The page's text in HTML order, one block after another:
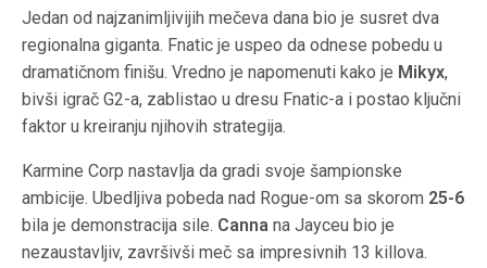
Jedan od najzanimljivijih mečeva dana bio je susret dva
regionalna giganta. Fnatic je uspeo da odnese pobedu u
dramatičnom finišu. Vredno je napomenuti kako je Mikyx,
bivši igrač G2-a, zablistao u dresu Fnatic-a i postao ključni
faktor u kreiranju njihovih strategija.
Karmine Corp nastavlja da gradi svoje šampionske
ambicije. Ubedljiva pobeda nad Rogue-om sa skorom 25-6
bila je demonstracija sile. Canna na Jayceu bio je
nezaustavljiv, završivši meč sa impresivnih 13 killova.